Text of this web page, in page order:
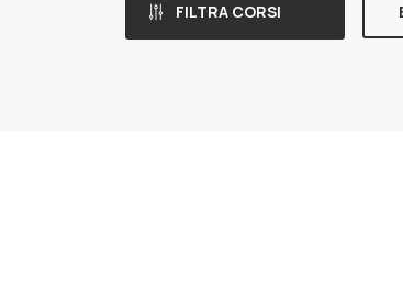
FILTRA CORSI